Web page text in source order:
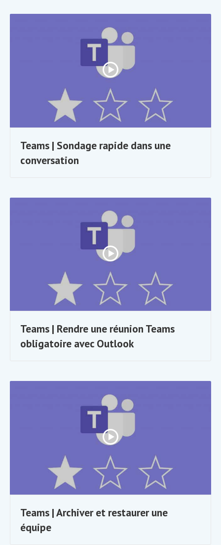
Teams | Sondage rapide dans une
conversation
Teams | Rendre une réunion Teams
obligatoire avec Outlook
Teams | Archiver et restaurer une
équipe